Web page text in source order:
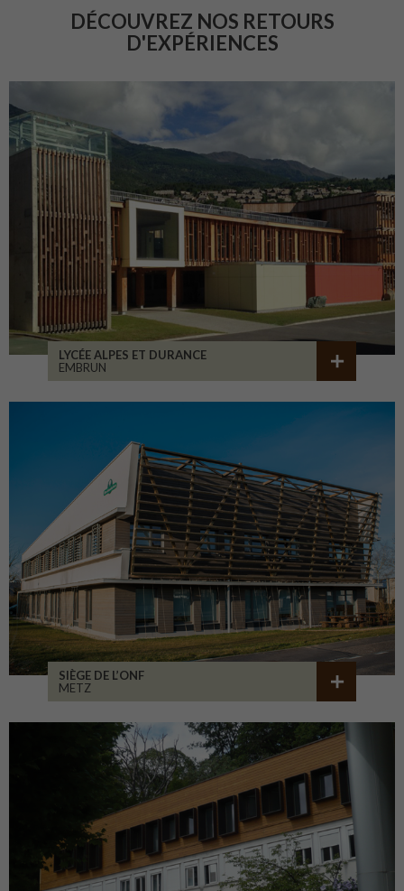
DÉCOUVREZ NOS RETOURS
D'EXPÉRIENCES
LYCÉE ALPES ET DURANCE
EMBRUN
SIÈGE DE L’ONF
METZ